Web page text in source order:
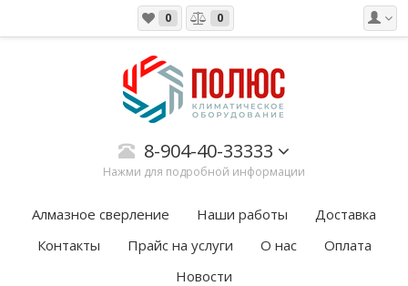
0 0
8-904-40-33333
Нажми для подробной информации
Алмазное сверление Наши работы
Доставка
Контакты
Прайс на услуги О нас
Оплата
Новости